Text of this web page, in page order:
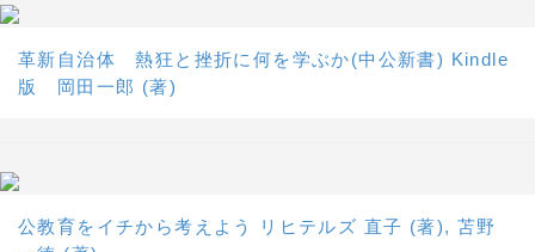
革新自治体 熱狂と挫折に何を学ぶか(中公新書) Kindle
版 岡田一郎 (著)
公教育をイチから考えよう リヒテルズ 直子 (著), 苫野